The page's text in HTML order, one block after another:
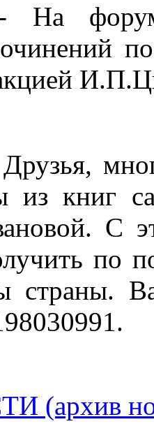
На
из книг
С
по
страны.
(архив